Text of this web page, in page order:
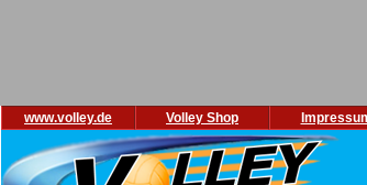
www.volley.de Volley Shop